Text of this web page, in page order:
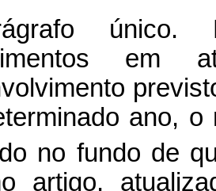
em
ano,
no fundo de
artigo,